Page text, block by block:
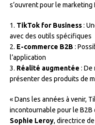
s’ouvrent pour le marketing
1. TikTok for Business:
avec des outils spécifiques
2. E-commerce B2B :
l’application
3. Réalité augmentée :
présenter des produits de
« Dans les années à venir,
incontournable pour le B2B
Sophie Leroy, directrice